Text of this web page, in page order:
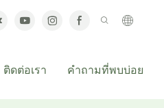
ติดต่อเรา คำถามที่พบบ่อย